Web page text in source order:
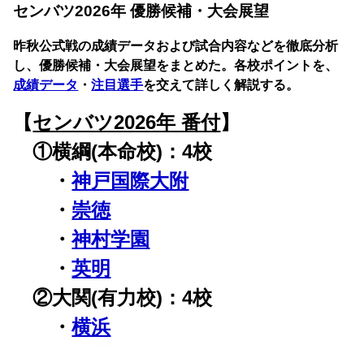
センバツ2026年 優勝候補・大会展望
昨秋公式戦の成績データおよび試合内容などを徹底分析
し、優勝候補・大会展望をまとめた。各校ポイントを、
成績データ ・注目選手を交えて詳しく解説する。
【センバツ2026年 番付】
①横綱(本命校)：4校
・神戸国際大附
・ 崇徳
・神村学園
・英明
②大関(有力校)：4校
・横浜